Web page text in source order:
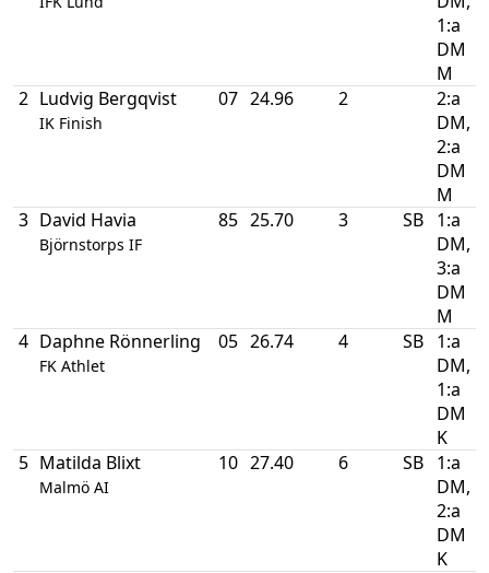
1:a
DM
M
2 Ludvig Bergqvist
IK Finish
07 24.96 2
2:a
DM,
2:a
DM
M
3 David Havia
Björnstorps IF
85 25.70 3 SB
1:a
DM,
3:a
DM
M
4 Daphne Rönnerling
FK Athlet
05 26.74 4 SB
1:a
DM,
1:a
DM
K
5 Matilda Blixt
Malmö AI
10 27.40 6 SB
1:a
DM,
2:a
DM
K